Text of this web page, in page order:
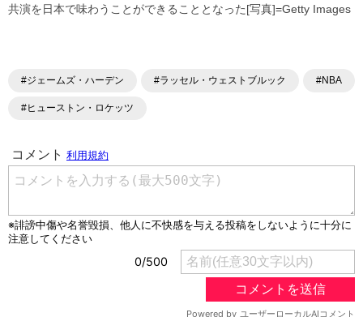
共演を日本で味わうことができることとなった[写真]=Getty Images
#ジェームズ・ハーデン #ラッセル・ウェストブルック #NBA
#ヒューストン・ロケッツ